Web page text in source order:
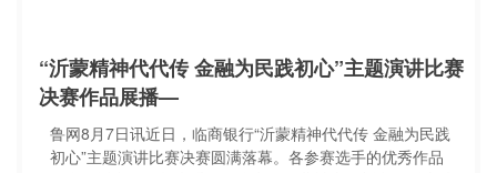
“沂蒙精神代代传 金融为民践初心”主题演讲比赛
决赛作品展播—
鲁网8月7日讯近日，临商银行“沂蒙精神代代传 金融为民践
初心”主题演讲比赛决赛圆满落幕。各参赛选手的优秀作品